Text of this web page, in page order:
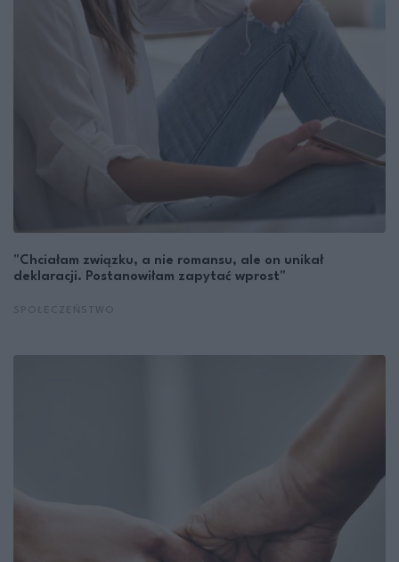
"Chciałam związku, a nie romansu, ale on unikał
deklaracji. Postanowiłam zapytać wprost"